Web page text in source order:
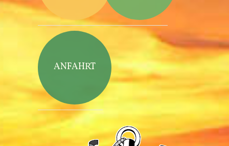
ANFAHRT